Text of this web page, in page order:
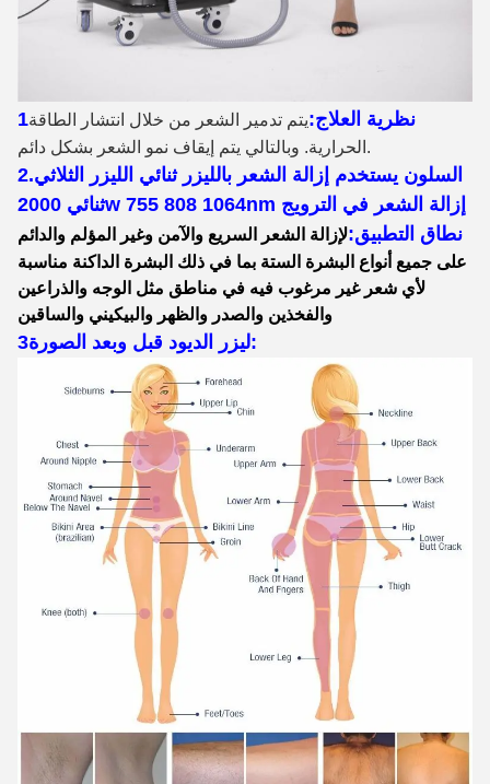
1نظرية العلاج:يتم تدمير الشعر من خلال انتشار الطاقة
الحرارية. وبالتالي يتم إيقاف نمو الشعر بشكل دائم.
2.السلون يستخدم إزالة الشعر بالليزر ثنائي الليزر الثلاثي
ثنائي 2000w 755 808 1064nm إزالة الشعر في الترويج
نطاق التطبيق:لإزالة الشعر السريع والآمن وغير المؤلم والدائم
على جميع أنواع البشرة الستة بما في ذلك البشرة الداكنة مناسبة
لأي شعر غير مرغوب فيه في مناطق مثل الوجه والذراعين
والفخذين والصدر والظهر والبيكيني والساقين
3ليزر الديود قبل وبعد الصورة: